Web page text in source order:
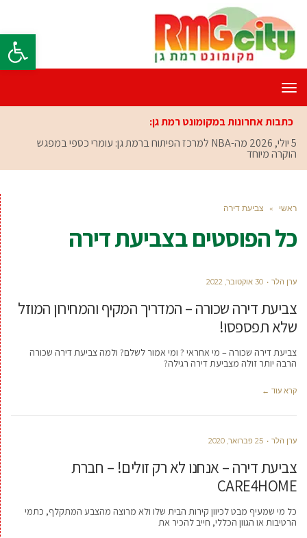
פתח
תפריט
כתבות אחרונות במקומונט רמת גן:
5 יולי, 2026
מה-NBA למרכז הפיתוח ברמת גן: עומרי כספי במפגש
הוקרה מיוחד
ראשי » צביעת דירה
כל הפוסטים בצביעת דירה
ערן הלר 30 אוקטובר, 2022
צביעת דירה שכורה – המדריך המקיף והמחירון המוזל
שלא תפספסו!
צביעת דירה שכורה – מי אחראי ? ומי אמור לשלם? ולמה צביעת דירה שכורה
הרבה יותר זולה מצביעת דירה רגילה?
קרא עוד ←
ערן הלר 25 פברואר, 2020
צביעת דירה – אנחנו לא רק זולים! – חברת
CARE4HOME
כל מי שמעיף מבט לכיוון קירות הבית שלו ולא מרוצה מהצבע המתקלף, כתמי
הרטיבות או הגוון הכללי, חייב להכיר את